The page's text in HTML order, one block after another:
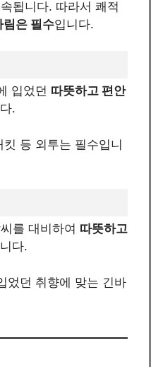
됩니다. 따라서 쾌적
림은 필수입니다.
입었던 따뜻하고 편안
.
등 외투는 필수입니
를 대비하여 따뜻하고
다.
었던 취향에 맞는 긴바